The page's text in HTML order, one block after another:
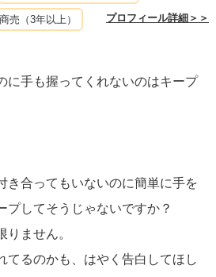
いても、彼の動きが見えない場合
これからどうなるの？」と
みても良いかもしれません。それ
あなたに対する考えを知ることが
気をもって自分の気持ちを表現す
の気持ちを知り、二人の関係を進
自分の気持ちを正直に伝え、彼の
することが大切です。これによ
売（3年以上） プロフィール詳細＞＞
に手も握ってくれないのはキープ
き合ってもいないのに簡単に手を
プしてそうじゃないですか？
ません。
てるのかも、はやく告白してほし